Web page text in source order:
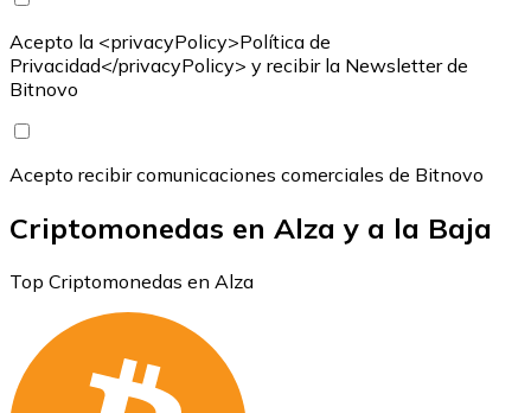
Acepto la <privacyPolicy>Política de
Privacidad</privacyPolicy> y recibir la Newsletter de
Bitnovo
Acepto recibir comunicaciones comerciales de Bitnovo
Criptomonedas en Alza y a la Baja
Top Criptomonedas en Alza